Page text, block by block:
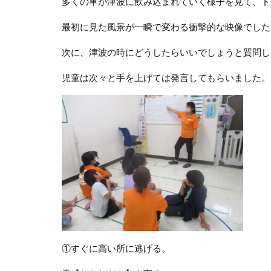
最初に見た風景が一瞬で変わる衝撃的な映像でした
次に、津波の時にどうしたらいいでしょうと質問し
児童は次々と手を上げては発言してもらいました。
①すぐに高い所に逃げる。